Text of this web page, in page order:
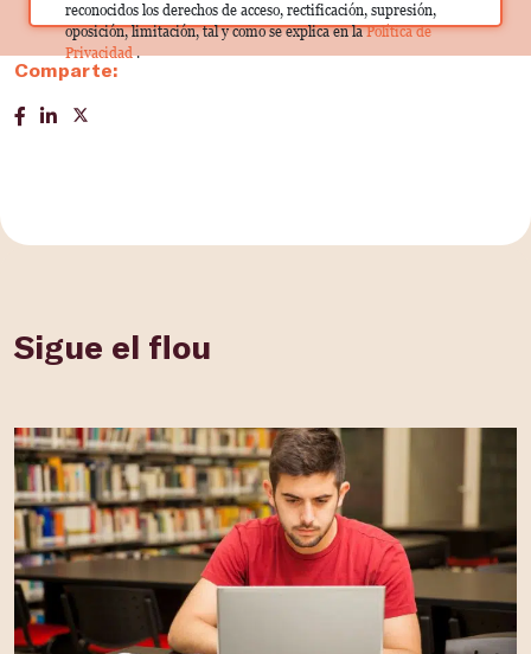
reconocidos los derechos de acceso, rectificación, supresión,
oposición, limitación, tal y como se explica en laPolítica de
Privacidad.
Comparte:
Sigue el flou